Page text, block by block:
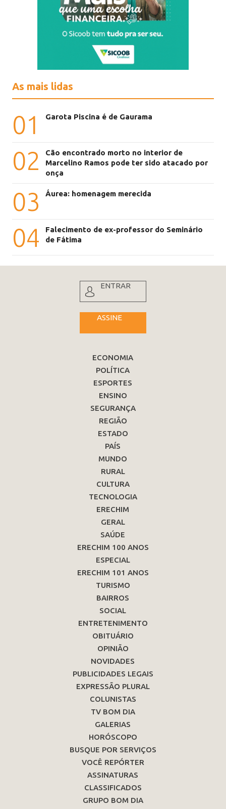
As mais lidas
01 Garota Piscina é de Gaurama
02
Cão encontrado morto no interior de
Marcelino Ramos pode ter sido atacado por
onça
03 Áurea: homenagem merecida
04
Falecimento de ex-professor do Seminário
de Fátima
ENTRAR
ASSINE
ECONOMIA
POLÍTICA
ESPORTES
ENSINO
SEGURANÇA
REGIÃO
ESTADO
PAÍS
MUNDO
RURAL
CULTURA
TECNOLOGIA
ERECHIM
GERAL
SAÚDE
ERECHIM 100 ANOS
ESPECIAL
ERECHIM 101 ANOS
TURISMO
BAIRROS
SOCIAL
ENTRETENIMENTO
OBITUÁRIO
OPINIÃO
NOVIDADES
PUBLICIDADES LEGAIS
EXPRESSÃO PLURAL
COLUNISTAS
TV BOM DIA
GALERIAS
HORÓSCOPO
BUSQUE POR SERVIÇOS
VOCÊ REPÓRTER
ASSINATURAS
CLASSIFICADOS
GRUPO BOM DIA